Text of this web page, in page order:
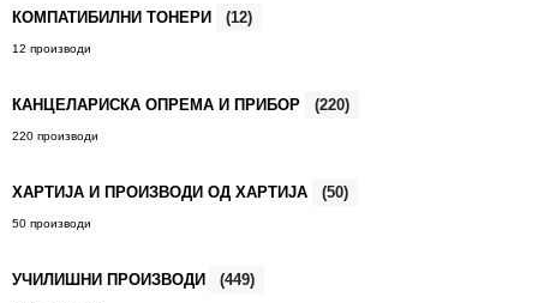
КОМПАТИБИЛНИ ТОНЕРИ (12)
12 производи
КАНЦЕЛАРИСКА ОПРЕМА И ПРИБОР (220)
220 производи
ХАРТИЈА И ПРОИЗВОДИ ОД ХАРТИЈА (50)
50 производи
УЧИЛИШНИ ПРОИЗВОДИ (449)